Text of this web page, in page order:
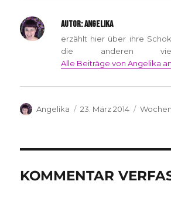
AUTOR:ANGELIKA
erzählt hier über ihre
die anderen
Alle Beiträge von Angelika
Autor
Angelika
Veröffentlicht
23. März 2014
KOMMENTAR